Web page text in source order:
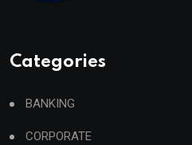
Categories
BANKING
CORPORATE